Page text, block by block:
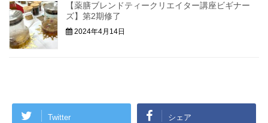
【薬膳ブレンドティークリエイター講座ビギナー
ズ】第2期修了
2024年4月14日
Twitter シェア